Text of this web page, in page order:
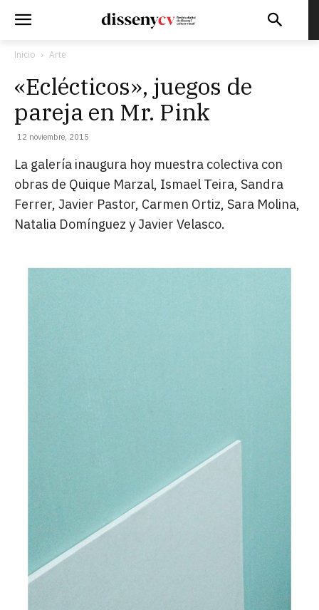
Inicio Arte
«Eclécticos», juegos de
pareja en Mr. Pink
12 noviembre, 2015
La galería inaugura hoy muestra colectiva con
obras de Quique Marzal, Ismael Teira, Sandra
Ferrer, Javier Pastor, Carmen Ortiz, Sara Molina,
Natalia Domínguez y Javier Velasco.